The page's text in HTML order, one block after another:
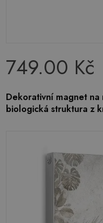
749.00 Kč
Dekorativní magnet
biologická struktura z